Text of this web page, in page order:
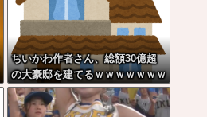
ちいかわ作者さん、総額30億超
の大豪邸を建てるｗｗｗｗｗｗｗ
ｗｗｗｗｗｗｗｗｗｗｗｗ